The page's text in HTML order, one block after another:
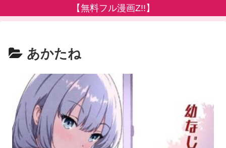
【無料フル漫画Z!!】
あかたね